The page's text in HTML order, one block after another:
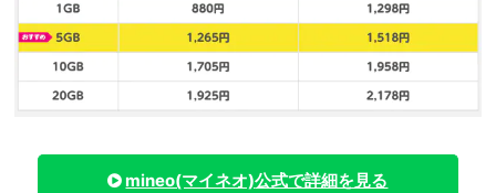
mineo(マイネオ)公式で詳細を見る